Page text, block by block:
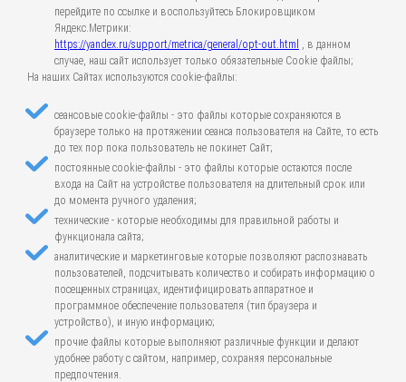
перейдите по ссылке и воспользуйтесь Блокировщиком
Яндекс.Метрики:
https://yandex.ru/support/metrica/general/opt-out.html , в данном
случае, наш сайт использует только обязательные Cookie файлы;
На наших Сайтах используются cookie-файлы:
сеансовые cookie-файлы - это файлы которые сохраняются в
браузере только на протяжении сеанса пользователя на Сайте, то есть
до тех пор пока пользователь не покинет Сайт;
постоянные cookie-файлы - это файлы которые остаются после
входа на Сайт на устройстве пользователя на длительный срок или
до момента ручного удаления;
технические - которые необходимы для правильной работы и
функционала сайта;
аналитические и маркетинговые которые позволяют распознавать
пользователей, подсчитывать количество и собирать информацию о
посещенных страницах, идентифицировать аппаратное и
программное обеспечение пользователя (тип браузера и
устройство), и иную информацию;
прочие файлы которые выполняют различные функции и делают
удобнее работу с сайтом, например, сохраняя персональные
предпочтения.